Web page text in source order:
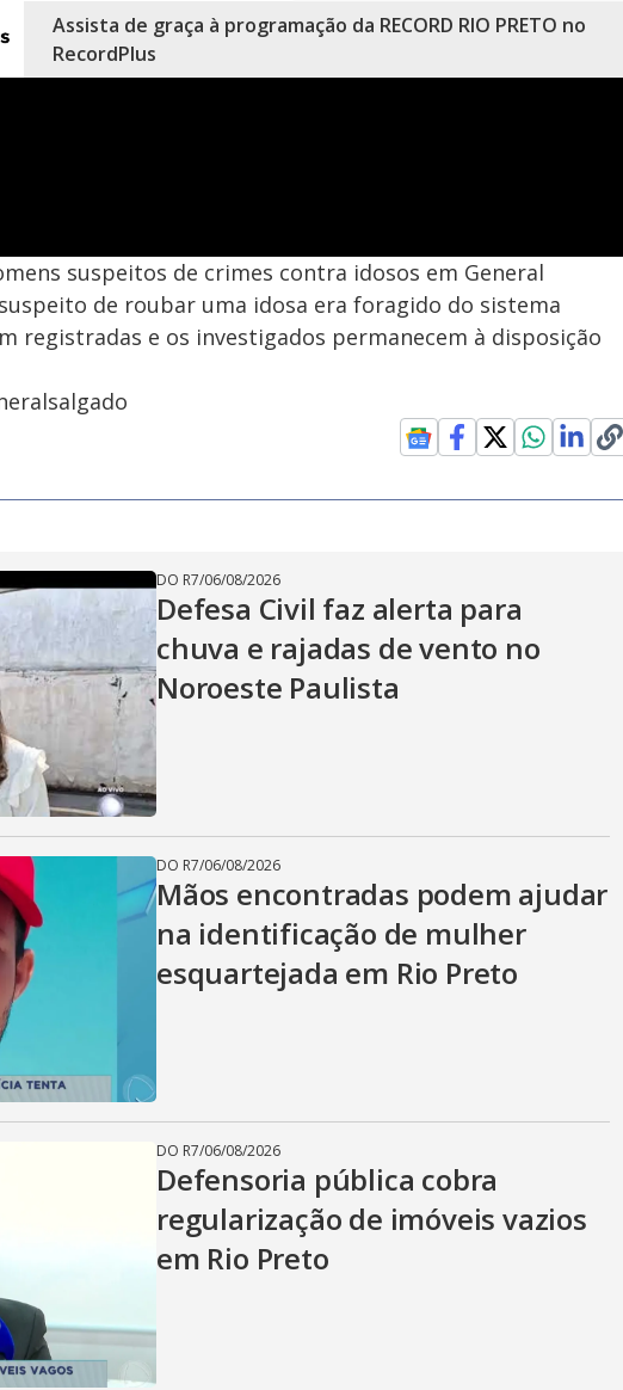
Opens in new window
Assista de graça à programação da RECORD RIO PRETO no
RecordPlus
suspeitos de crimes contra idosos em General
de roubar uma idosa era foragido do sistema
registradas e os investigados permanecem à disposição
DO R7/06/08/2026
Defesa Civil faz alerta para
chuva e rajadas de vento no
Noroeste Paulista
DO R7/06/08/2026
Mãos encontradas podem ajudar
na identificação de mulher
esquartejada em Rio Preto
DO R7/06/08/2026
Defensoria pública cobra
regularização de imóveis vazios
em Rio Preto